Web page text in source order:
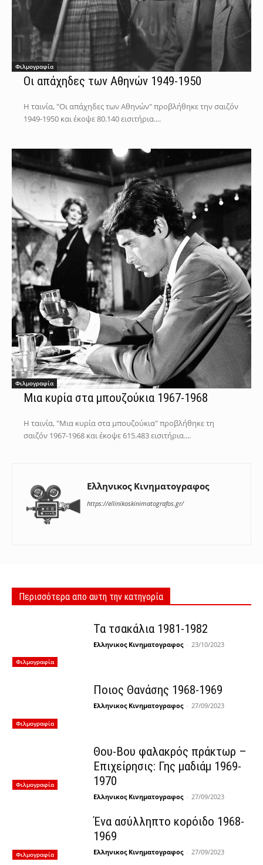
Φιλμογραφία
Οι απάχηδες των Αθηνών 1949-1950
Η ταινία, "Οι απάχηδες των Αθηνών" προβλήθηκε την σαιζόν
1949-1950 και έκοψε 80.140 εισιτήρια....
Φιλμογραφία
Μια κυρία στα μπουζούκια 1967-1968
Η ταινία, "Μια κυρία στα μπουζούκια" προβλήθηκε τη
σαιζόν 1967-1968 και έκοψε 615.483 εισιτήρια....
Ελληνικος Κινηματογραφος
https://ellinikoskinimatografos.gr/
Περισσότερα απο αυτη την κατηγορία
Φιλμογραφία
Τα τσακάλια 1981-1982
Ελληνικος Κινηματογραφος - 23/10/2023
Φιλμογραφία
Ποιος Θανάσης 1968-1969
Ελληνικος Κινηματογραφος - 27/09/2023
Φιλμογραφία
Θου-Βου φαλακρός πράκτωρ –
Επιχείρησις: Γης μαδιάμ 1969-
1970
Ελληνικος Κινηματογραφος - 27/09/2023
Φιλμογραφία
Ένα ασύλληπτο κορόιδο 1968-
1969
Ελληνικος Κινηματογραφος - 27/09/2023